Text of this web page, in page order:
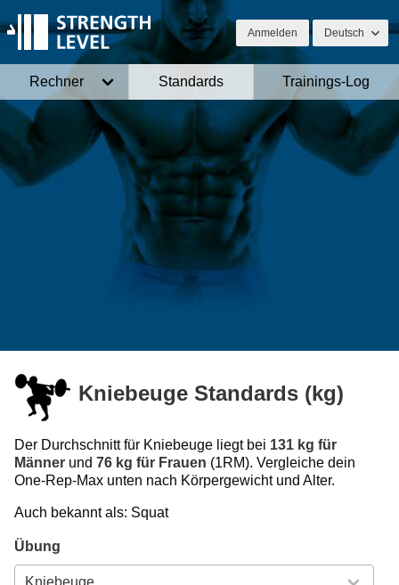
Anmelden Deutsch
Rechner Standards Trainings-Log
Kniebeuge Standards (kg)
Der Durchschnitt für Kniebeuge liegt bei 131 kg für
Männer und 76 kg für Frauen (1RM). Vergleiche dein
One-Rep-Max unten nach Körpergewicht und Alter.
Auch bekannt als: Squat
Übung